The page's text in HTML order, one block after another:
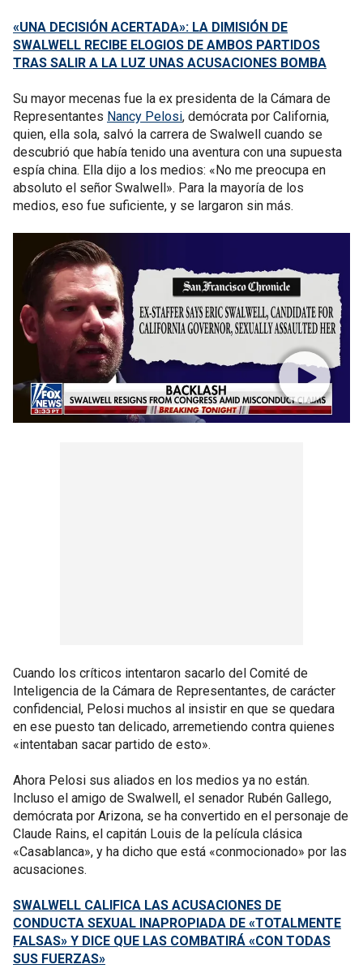
«UNA DECISIÓN ACERTADA»: LA DIMISIÓN DE
SWALWELL RECIBE ELOGIOS DE AMBOS PARTIDOS
TRAS SALIR A LA LUZ UNAS ACUSACIONES BOMBA
Su mayor mecenas fue la ex presidenta de la Cámara de
Representantes Nancy Pelosi, demócrata por California,
quien, ella sola, salvó la carrera de Swalwell cuando se
descubrió que había tenido una aventura con una supuesta
espía china. Ella dijo a los medios: «No me preocupa en
absoluto el señor Swalwell». Para la mayoría de los
medios, eso fue suficiente, y se largaron sin más.
Cuando los críticos intentaron sacarlo del Comité de
Inteligencia de la Cámara de Representantes, de carácter
confidencial, Pelosi muchos al insistir en que se quedara
en ese puesto tan delicado, arremetiendo contra quienes
«intentaban sacar partido de esto».
Ahora Pelosi sus aliados en los medios ya no están.
Incluso el amigo de Swalwell, el senador Rubén Gallego,
demócrata por Arizona, se ha convertido en el personaje de
Claude Rains, el capitán Louis de la película clásica
«Casablanca», y ha dicho que está «conmocionado» por las
acusaciones.
SWALWELL CALIFICA LAS ACUSACIONES DE
CONDUCTA SEXUAL INAPROPIADA DE «TOTALMENTE
FALSAS» Y DICE QUE LAS COMBATIRÁ «CON TODAS
SUS FUERZAS»